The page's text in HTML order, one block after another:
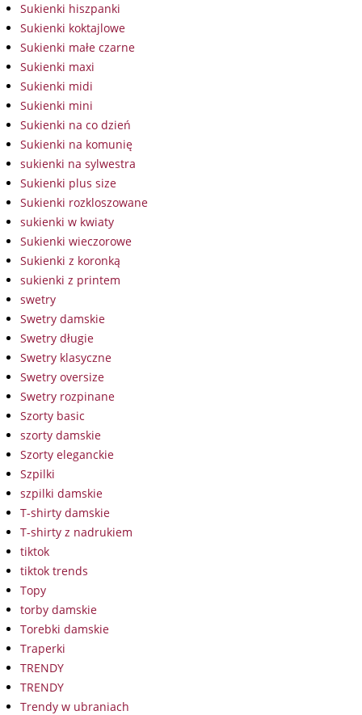
Sukienki hiszpanki
Sukienki koktajlowe
Sukienki małe czarne
Sukienki maxi
Sukienki midi
Sukienki mini
Sukienki na co dzień
Sukienki na komunię
sukienki na sylwestra
Sukienki plus size
Sukienki rozkloszowane
sukienki w kwiaty
Sukienki wieczorowe
Sukienki z koronką
sukienki z printem
swetry
Swetry damskie
Swetry długie
Swetry klasyczne
Swetry oversize
Swetry rozpinane
Szorty basic
szorty damskie
Szorty eleganckie
Szpilki
szpilki damskie
T-shirty damskie
T-shirty z nadrukiem
tiktok
tiktok trends
Topy
torby damskie
Torebki damskie
Traperki
TRENDY
TRENDY
Trendy w ubraniach